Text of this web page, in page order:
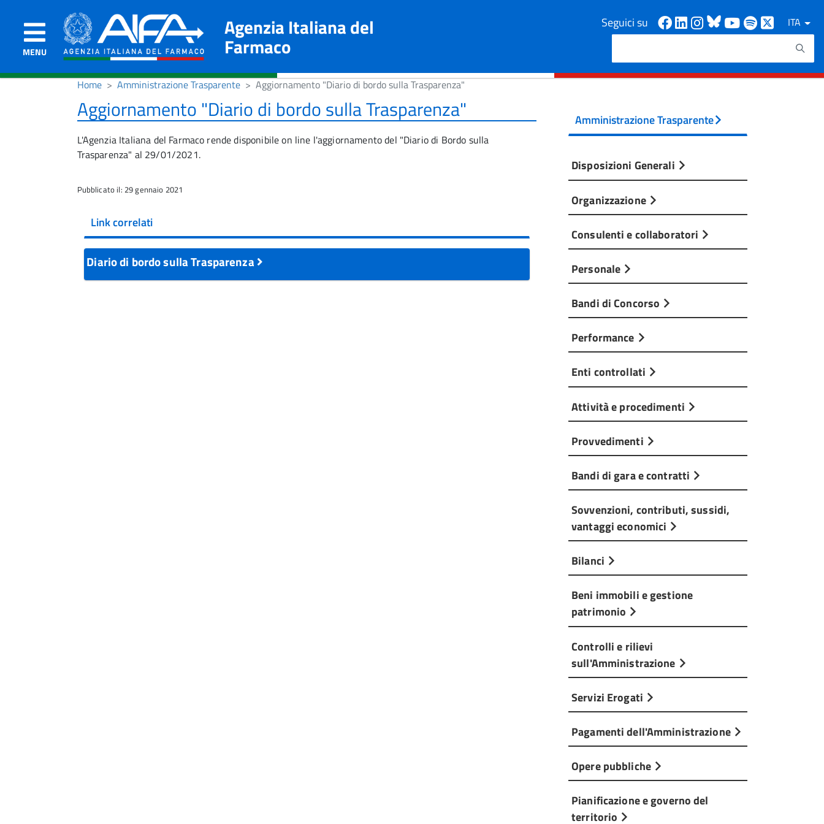
MENU
Agenzia Italiana del
Farmaco
Seguici su Facebook
Linkedin
Instagram
Bluesky
Youtube
Spotify
ITA
Cerca
Home Amministrazione Trasparente Aggiornamento "Diario di bordo sulla Trasparenza"
Aggiornamento "Diario di bordo sulla Trasparenza"
L'Agenzia Italiana del Farmaco rende disponibile on line l'aggiornamento del "Diario di Bordo sulla
Trasparenza" al 29/01/2021.
Pubblicato il: 29 gennaio 2021
Link correlati
Diario di bordo sulla Trasparenza
Amministrazione Trasparente
Disposizioni Generali
Organizzazione
Consulenti e collaboratori
Personale
Bandi di Concorso
Performance
Enti controllati
Attività e procedimenti
Provvedimenti
Bandi di gara e contratti
Sovvenzioni, contributi, sussidi,
vantaggi economici
Bilanci
Beni immobili e gestione
patrimonio
Controlli e rilievi
sull'Amministrazione
Servizi Erogati
Pagamenti dell'Amministrazione
Opere pubbliche
Pianificazione e governo del
territorio